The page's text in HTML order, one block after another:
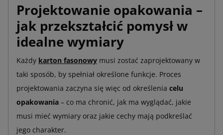
Projektowanie opakowania –
jak przekształcić pomysł w
idealne wymiary
Każdy karton fasonowy musi zostać zaprojektowany w
taki sposób, by spełniał określone funkcje. Proces
projektowania zaczyna się więc od określenia celu
opakowania – co ma chronić, jak ma wyglądać, jakie
musi mieć wymiary oraz jakie cechy mają podkreślać
jego charakter.